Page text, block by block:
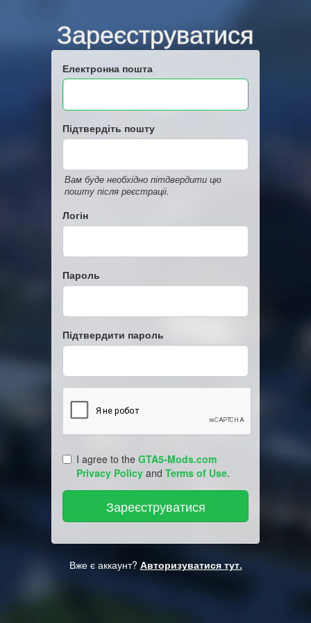
Зареєструватися
Електронна пошта
Підтвердіть пошту
Вам буде необхідно пітдвердити цю
пошту після реєстраціі.
Логін
Пароль
Підтвердити пароль
I agree to the GTA5-Mods.com
Privacy Policy and Terms of Use.
Вже є аккаунт? Авторизуватися тут.